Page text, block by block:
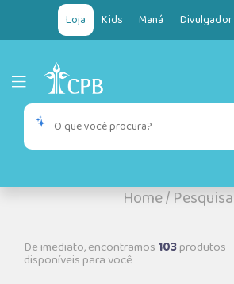
Loja Kids Maná Divulgador
Home/Pesquisa
De imediato, encontramos 103produtos
disponíveis para você